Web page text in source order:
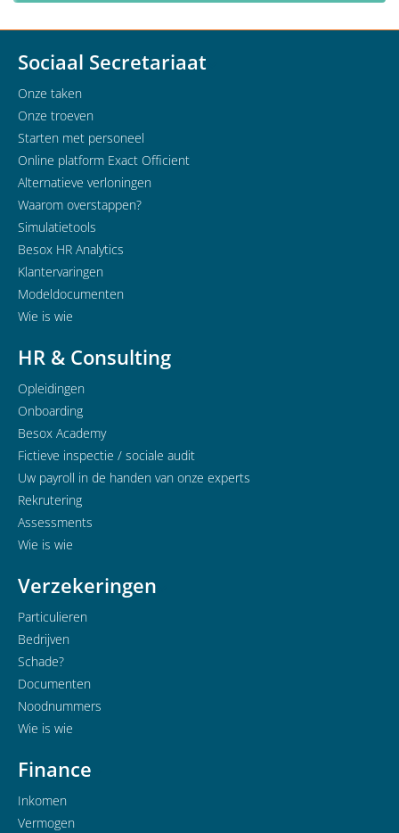
Sociaal Secretariaat
Onze taken
Onze troeven
Starten met personeel
Online platform Exact Officient
Alternatieve verloningen
Waarom overstappen?
Simulatietools
Besox HR Analytics
Klantervaringen
Modeldocumenten
Wie is wie
HR & Consulting
Opleidingen
Onboarding
Besox Academy
Fictieve inspectie / sociale audit
Uw payroll in de handen van onze experts
Rekrutering
Assessments
Wie is wie
Verzekeringen
Particulieren
Bedrijven
Schade?
Documenten
Noodnummers
Wie is wie
Finance
Inkomen
Vermogen